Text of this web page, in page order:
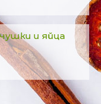
и яйца